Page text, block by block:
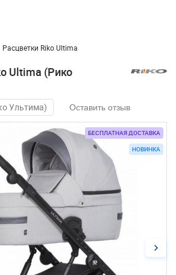
Расцветки Riko Ultima
Ultima (Рико
Ультима) Оставить отзыв
БЕСПЛАТНАЯ ДОСТАВКА
НОВИНКА
БЕСПЛАТНАЯ ДОСТАВКА
НОВИНКА
БЕСПЛАТНАЯ ДОСТАВКА
НОВИНКА
БЕСПЛАТНАЯ ДОСТАВКА
НОВИНКА
БЕСПЛАТНАЯ ДОСТАВКА
НОВИНКА
БЕСПЛАТНАЯ ДОСТАВКА
НОВИНКА
БЕСПЛАТНАЯ ДОСТАВКА
НОВИНКА
БЕСПЛАТНАЯ ДОСТАВКА
НОВИНКА
БЕСПЛАТНАЯ ДОСТАВКА
НОВИНКА
БЕСПЛАТНАЯ ДОСТАВКА
НОВИНКА